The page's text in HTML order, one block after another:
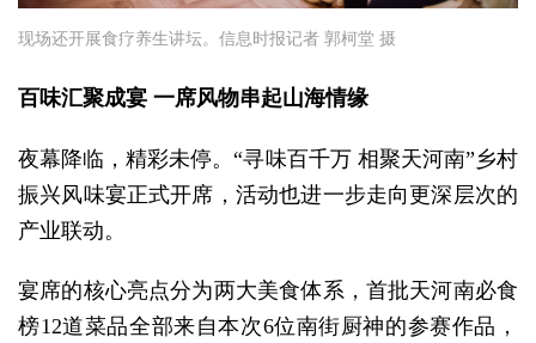
现场还开展食疗养生讲坛。信息时报记者 郭柯堂 摄
百味汇聚成宴 一席风物串起山海情缘
夜幕降临，精彩未停。“寻味百千万 相聚天河南”乡村
振兴风味宴正式开席，活动也进一步走向更深层次的
产业联动。
宴席的核心亮点分为两大美食体系，首批天河南必食
榜12道菜品全部来自本次6位南街厨神的参赛作品，